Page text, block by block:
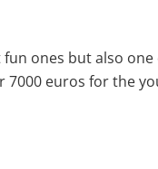
ones but also
7000 euros for the